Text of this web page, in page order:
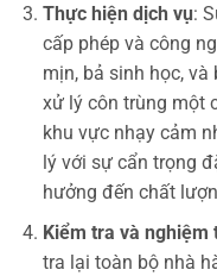
Thực hiện dịch vụ:
cấp phép và công
mịn, bả sinh học,
xử lý côn trùng một
khu vực nhạy cảm
lý với sự cẩn trọng
hưởng đến chất
Kiểm tra và nghiệm
tra lại toàn bộ nhà